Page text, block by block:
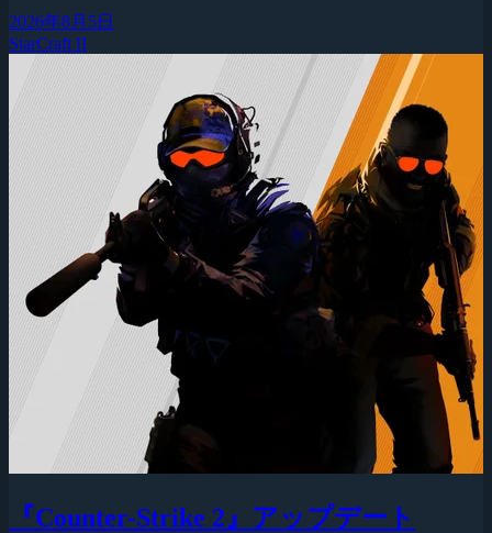
2026年8月5日
StarCraft II
『Counter-Strike 2』アップデート